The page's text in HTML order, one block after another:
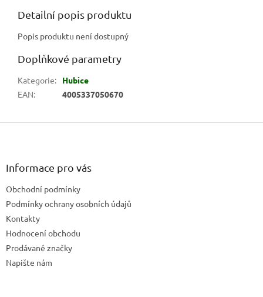
Detailní popis produktu
Popis produktu není dostupný
Doplňkové parametry
Kategorie:
Hubice
EAN: 4005337050670
Z
Informace pro vás
Obchodní podmínky
Podmínky ochrany osobních údajů
Kontakty
Hodnocení obchodu
Prodávané značky
Napište nám